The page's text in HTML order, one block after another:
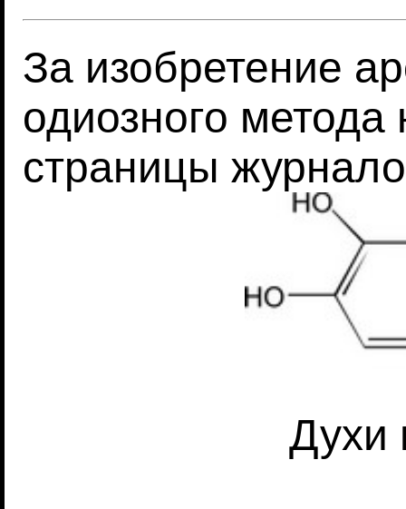
За изобретение
одиозного
страницы
Духи